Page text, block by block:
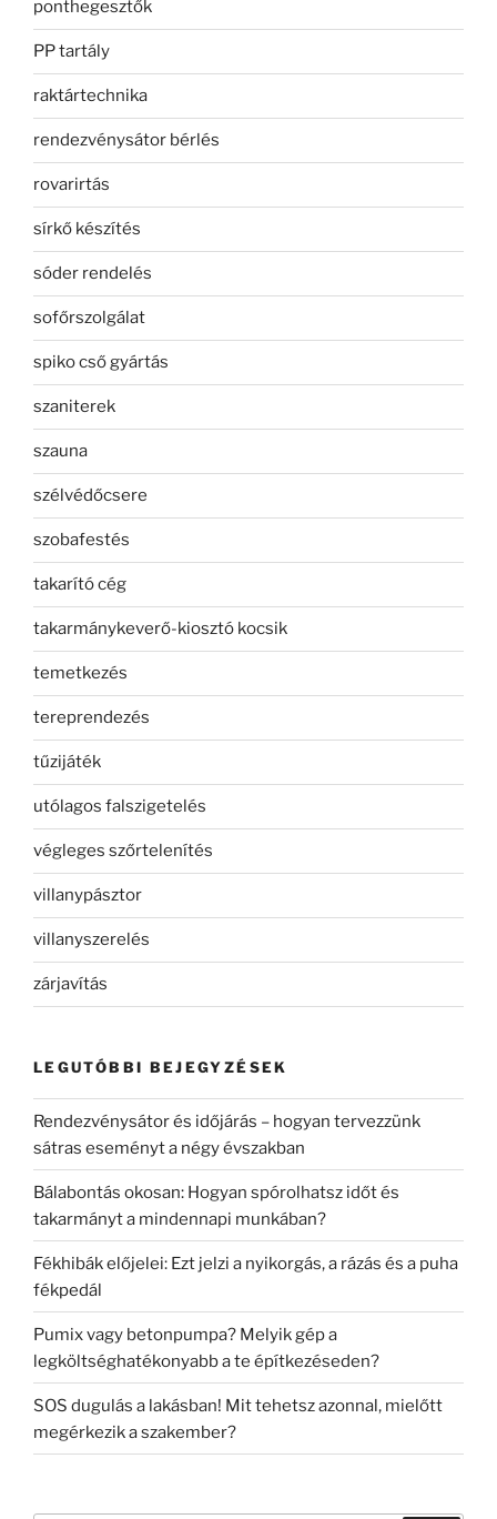
ponthegesztők
PP tartály
raktártechnika
rendezvénysátor bérlés
rovarirtás
sírkő készítés
sóder rendelés
sofőrszolgálat
spiko cső gyártás
szaniterek
szauna
szélvédőcsere
szobafestés
takarító cég
takarmánykeverő-kiosztó kocsik
temetkezés
tereprendezés
tűzijáték
utólagos falszigetelés
végleges szőrtelenítés
villanypásztor
villanyszerelés
zárjavítás
LEGUTÓBBI BEJEGYZÉSEK
Rendezvénysátor és időjárás – hogyan tervezzünk
sátras eseményt a négy évszakban
Bálabontás okosan: Hogyan spórolhatsz időt és
takarmányt a mindennapi munkában?
Fékhibák előjelei: Ezt jelzi a nyikorgás, a rázás és a puha
fékpedál
Pumix vagy betonpumpa? Melyik gép a
legköltséghatékonyabb a te építkezéseden?
SOS dugulás a lakásban! Mit tehetsz azonnal, mielőtt
megérkezik a szakember?